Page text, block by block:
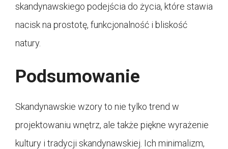
skandynawskiego podejścia do życia, które stawia
nacisk na prostotę, funkcjonalność i bliskość
natury.
Podsumowanie
Skandynawskie wzory to nie tylko trend w
projektowaniu wnętrz, ale także piękne wyrażenie
kultury i tradycji skandynawskiej. Ich minimalizm,